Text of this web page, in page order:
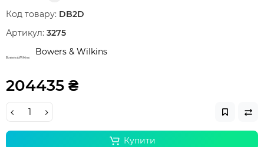
Код товару: DB2D
Артикул: 3275
Bowers & Wilkins
204435 ₴
Купити